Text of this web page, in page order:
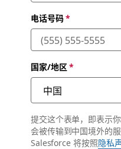
电话号码*
国家/地区 *
提交这个表单，即表示
会被传输到中国境外的
Salesforce 将按照隐私